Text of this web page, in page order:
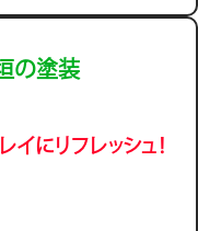
の塗装
イにリフレッシュ！